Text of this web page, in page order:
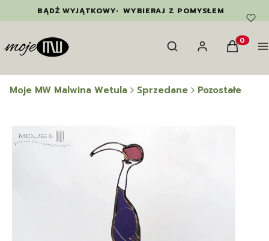
BĄDŹ WYJĄTKOWY• WYBIERAJ Z POMYSŁEM
Otwórz wyszukiwarkę
Szukaj Zaloguj sięKoszyk
Moje MW Malwina Wetula Sprzedane Pozostałe